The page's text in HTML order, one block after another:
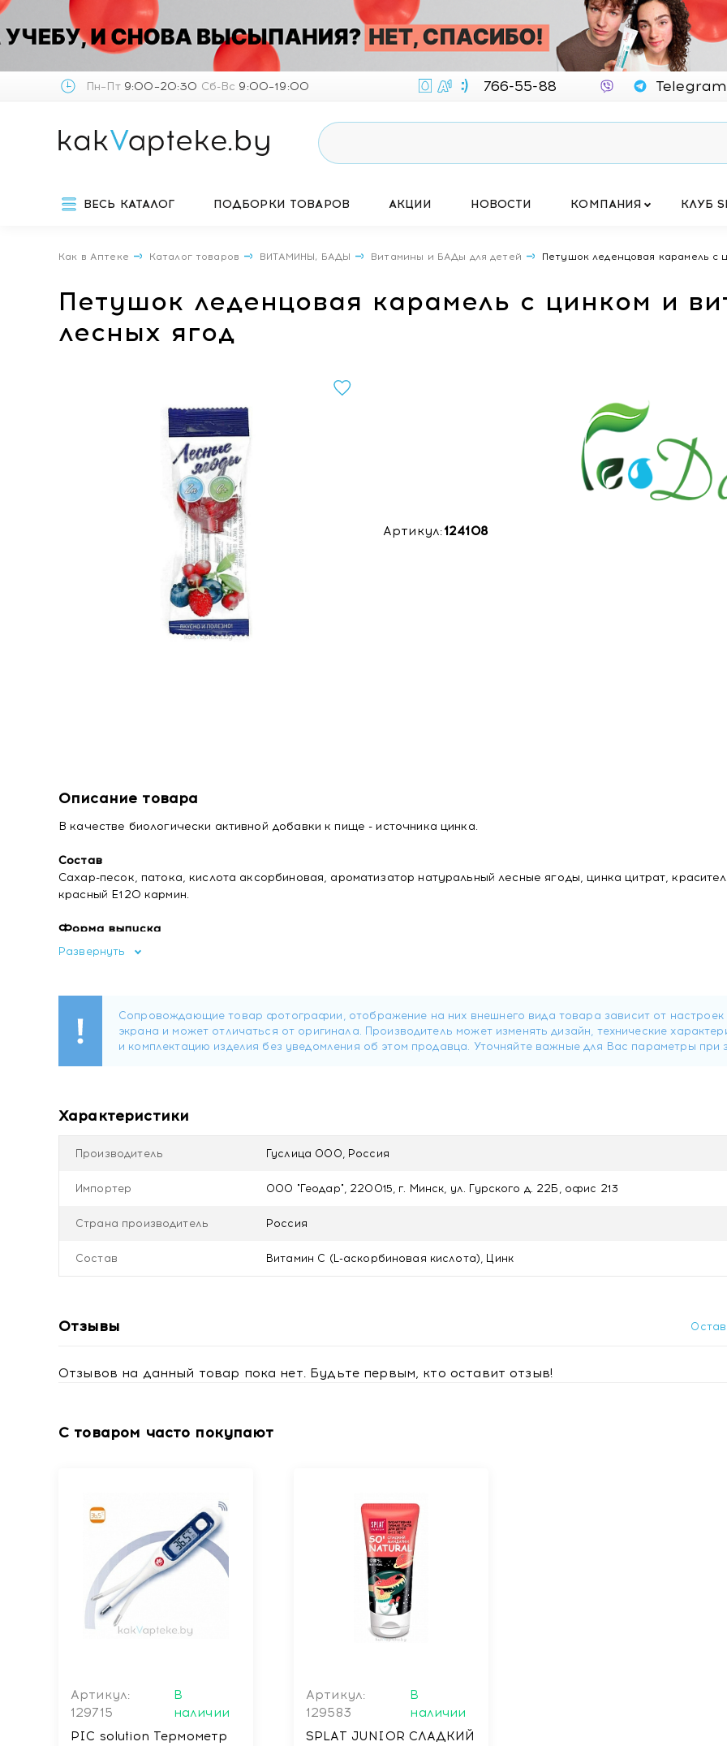
Пн–Пт9:00–20:30 Сб-Вс 9:00–19:00 766-55-88
ВЕСЬ КАТАЛОГ ПОДБОРКИ ТОВАРОВ АКЦИИ НОВОСТИ КОМПАНИЯ КЛУБ
Как в Аптеке Каталог товаров ВИТАМИНЫ, БАДЫ Витамины и БАДы для детей Петушок леденцовая карамель с
Петушок леденцовая карамель с цинком и
лесных ягод
Артикул:124108
Описание товара
В качестве биологически активной добавки к пище - источника цинка.
Состав
Сахар-песок, патока, кислота аксорбиновая, ароматизатор натуральный лесные ягоды, цинка цитрат,
красный Е120 кармин.
Форма выпуска
Леденцовая карамель массой по 17 г.
витамин С - 5 мг.
Рекомендации по применению
Детям от 3 до 7 лет по одной леденцовой карамели в форме "Петушок" один раз в день во время еды.
Продолжительность приема - 1 месяц.
Противопоказания
Индивидуальная непереносимость компонентов продукта, нарушения углеводного обмена, сахарный диабет,
дыхательные пути.
Купить Петушок леденцовая карамель с цинком и витамином С со вкусом лесных ягод с доставкой в Минске
Развернуть
Характеристики
Производитель Гуслица ООО, Россия
Импортер ООО "Геодар", 220015, г. Минск, ул. Гурского д. 22Б, офис 213
Страна производитель Россия
Состав Витамин С (L-аскорбиновая кислота), Цинк
Отзывы
Отзывов на данный товар пока нет. Будьте первым, кто оставит отзыв!
С товаром часто покупают
Артикул:
129715
В
наличии
PIC solution Термометр
Артикул:
129583
В
наличии
SPLAT JUNIOR СЛАДКИЙ